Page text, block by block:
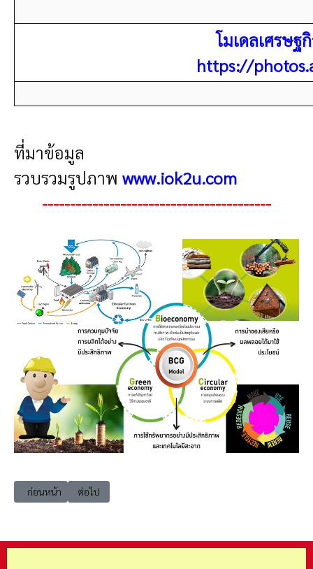
โมเดลเศรษฐ
https://
ที่มาข้อมูล
รวบรวมรูปภาพ www.iok2u.com
-----------------------------------------
เนื้อหาก่อนหน้า: BCG007 โอกาสและแนวโน้มของโมเดลเศรษฐกิจหมุนเวียน
ก่อนหน้า เนื้อหาถัดไป: BCG009 BCG Model Bio-Circular-Green
ต่อไป